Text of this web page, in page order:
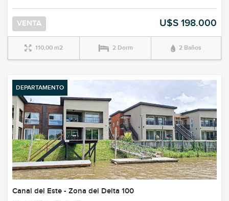
VENTA U$S 198.000
110,00 m2 2 Dorm 2 Baños
DEPARTAMENTO
Canal del Este - Zona del Delta 100